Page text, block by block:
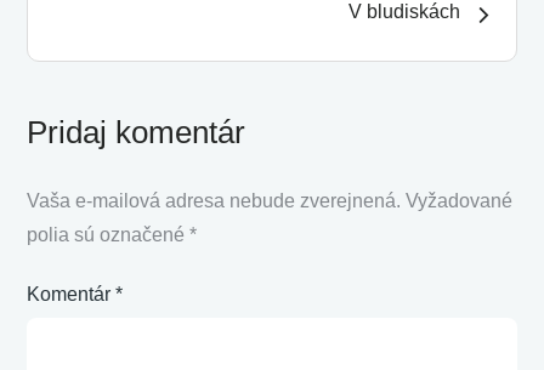
článku
V bludiskách
Pridaj komentár
Vaša e-mailová adresa nebude zverejnená. Vyžadované
polia sú označené*
Komentár*